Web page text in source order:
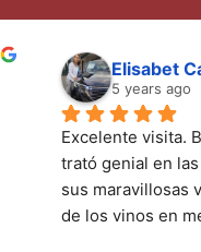
Elisabet
5 years ago
Excelente visita.
trató genial en
sus maravillosas
de los vinos en